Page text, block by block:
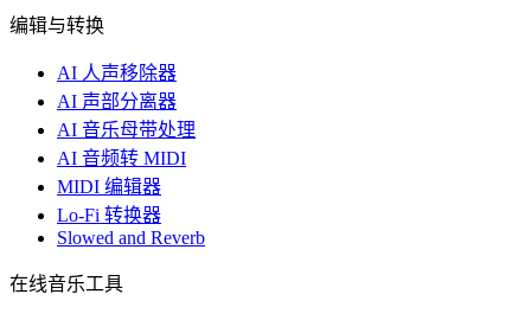
编辑与转换
AI 人声移除器
AI 声部分离器
AI 音乐母带处理
AI 音频转 MIDI
MIDI 编辑器
Lo-Fi 转换器
Slowed and Reverb
在线音乐工具